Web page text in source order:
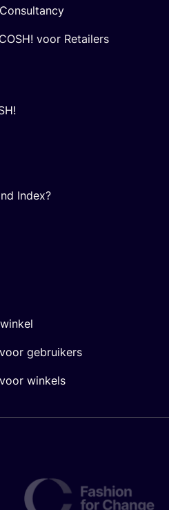
voor Retailers
Index?
gebruikers
winkels